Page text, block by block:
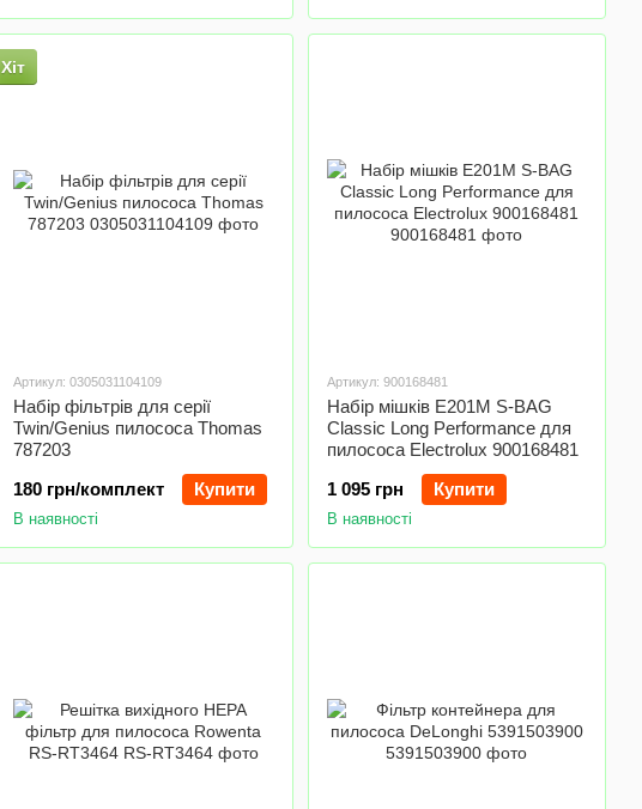
Хіт
Артикул: 0305031104109
Набір фільтрів для серії
Twin/Genius пилососа Thomas
787203
180 грн/комплект
Купити
В наявності
Артикул: 900168481
Набір мішків E201M S-BAG
Classic Long Performance для
пилососа Electrolux 900168481
1 095 грн
Купити
В наявності